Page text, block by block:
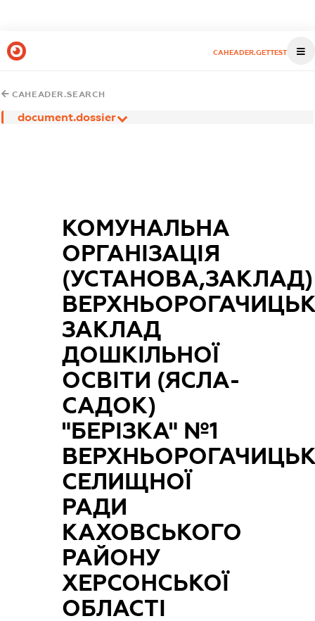
CAHEADER.GETTEST
CAHEADER.SEARCH
document.dossier
КОМУНАЛЬНА
ОРГАНІЗАЦІЯ
(УСТАНОВА,ЗАКЛАД)
ЗАКЛАД
ДОШКІЛЬНОЇ
ОСВІТИ (ЯСЛА-
САДОК)
"БЕРІЗКА" №1
СЕЛИЩНОЇ
РАДИ
КАХОВСЬКОГО
РАЙОНУ
ХЕРСОНСЬКОЇ
ОБЛАСТІ